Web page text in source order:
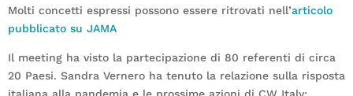
Molti concetti espressi possono essere ritrovati nell’articolo
pubblicato su JAMA
Il meeting ha visto la partecipazione di 80 referenti di circa
20 Paesi. Sandra Vernero ha tenuto la relazione sulla risposta
italiana alla pandemia e le prossime azioni di CW Italy: